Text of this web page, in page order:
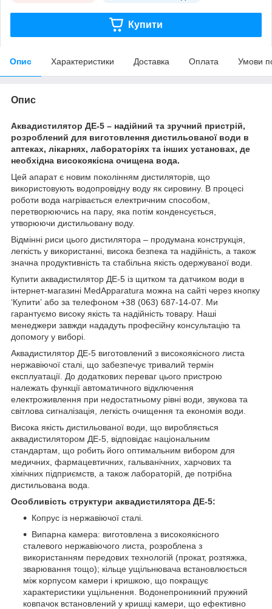
Купити
Опис Характеристики Доставка Оплата Умови
Опис
Аквадистилятор ДЕ-5 – надійний та зручний пристрій,
розроблений для виготовлення дистильованої води в
аптеках, лікарнях, лабораторіях та інших установах, де
необхідна високоякісна очищена вода.
Цей апарат є новим поколінням дистиляторів, що
використовують водопровідну воду як сировину. В процесі
роботи вода нагрівається електричним способом,
перетворюючись на пару, яка потім конденсується,
утворюючи дистильовану воду.
Відмінні риси цього дистилятора – продумана конструкція,
легкість у використанні, висока безпека та надійність, а також
значна продуктивність та стабільна якість одержуваної води.
Купити аквадистилятор ДЕ-5 із щитком та датчиком води в
інтернет-магазині MedApparatura можна на сайті через кнопку
‘Купитиʼ або за телефоном +38 (063) 687-14-07. Ми
гарантуємо високу якість та надійність товару. Наші
менеджери завжди нададуть професійну консультацію та
допомогу у виборі.
Аквадистилятор ДЕ-5 виготовлений з високоякісного листа
нержавіючої сталі, що забезпечує тривалий термін
експлуатації. До додаткових переваг цього пристрою
належать функції автоматичного відключення
електроживлення при недостатньому рівні води, звукова та
світлова сигналізація, легкість очищення та економія води.
Висока якість дистильованої води, що виробляється
аквадистилятором ДЕ-5, відповідає національним
стандартам, що робить його оптимальним вибором для
медичних, фармацевтичних, гальванічних, харчових та
хімічних підприємств, а також лабораторій, де потрібна
дистильована вода.
Особливість структури аквадистилятора ДЕ-5:
Копрус із нержавіючої сталі.
Випарна камера: виготовлена з високоякісного
сталевого нержавіючого листа, розроблена з
використанням передових технологій (прокат, розтяжка,
зварювання тощо); кільце ущільнювача встановлюється
між корпусом камери і кришкою, що покращує
характеристики ущільнення. Водонепроникний пружний
ковпачок встановлений у кришці камери, що ефективно